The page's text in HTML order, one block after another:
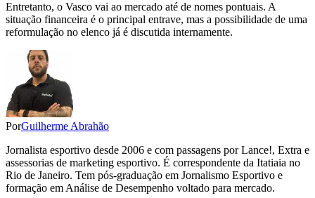
Entretanto, o Vasco vai ao mercado até de nomes pontuais. A
situação financeira é o principal entrave, mas a possibilidade de uma
reformulação no elenco já é discutida internamente.
PorGuilherme Abrahão
Jornalista esportivo desde 2006 e com passagens por Lance!, Extra e
assessorias de marketing esportivo. É correspondente da Itatiaia no
Rio de Janeiro. Tem pós-graduação em Jornalismo Esportivo e
formação em Análise de Desempenho voltado para mercado.